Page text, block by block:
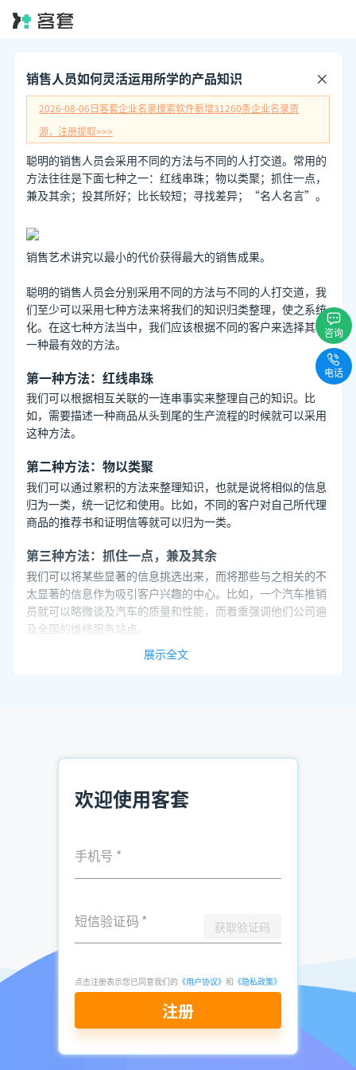
销售人员如何灵活运用所学的产品知识
2026-08-06日客套企业名录搜索软件新增31260条企业名录资
源，注册提取>>>
聪明的销售人员会采用不同的方法与不同的人打交道。常用的
方法往往是下面七种之一：红线串珠；物以类聚；抓住一点，
兼及其余；投其所好；比长较短；寻找差异；“名人名言”。
销售艺术讲究以最小的代价获得最大的销售成果。
聪明的销售人员会分别采用不同的方法与不同的人打交道，我
们至少可以采用七种方法来将我们的知识归类整理，使之系统
化。在这七种方法当中，我们应该根据不同的客户来选择其中
一种最有效的方法。
第一种方法：红线串珠
我们可以根据相互关联的一连串事实来整理自己的知识。比
如，需要描述一种商品从头到尾的生产流程的时候就可以采用
这种方法。
第二种方法：物以类聚
我们可以通过累积的方法来整理知识，也就是说将相似的信息
归为一类，统一记忆和使用。比如，不同的客户对自己所代理
商品的推荐书和证明信等就可以归为一类。
第三种方法：抓住一点，兼及其余
我们可以将某些显著的信息挑选出来，而将那些与之相关的不
太显著的信息作为吸引客户兴趣的中心。比如，一个汽车推销
员就可以略微谈及汽车的质量和性能，而着重强调他们公司遍
及全国的维修服务站点。
第四种方法：投其所好
第五种方法：比长较短
我们还可以通过比较的方法来整理自己的知识。比如，为了更
第六种方法：寻找差异
五种方法刚好相反的方法。
第七种方法：“名人名言”
我们还可以将所在公司的人与相关的知识和信息联系起来。比
如，引用老板或者上司所说过的话。
如果一个推销员没有对自己的知识进行各种各样的分类整理，
或者错误地以为他可以采用同一种运用知识的方法来面对所有
的客户，那么，他的工作将面临困境。销售艺术讲究以最小的
展示全文
欢迎使用客套
手机号 *
短信验证码 * 获取验证码
点击注册表示您已同意我们的 《用户协议》 和 《隐私政策》
注册
咨询
电话